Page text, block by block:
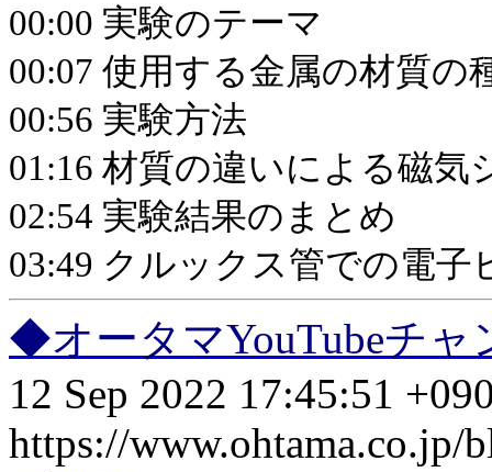
00:00 実験のテーマ
00:07 使用する金属の材質の
00:56 実験方法
01:16 材質の違いによる磁気
02:54 実験結果のまとめ
03:49 クルックス管での電子
◆オータマYouTubeチャ
12 Sep 2022 17:45:51
https://www.ohtama.co.jp/